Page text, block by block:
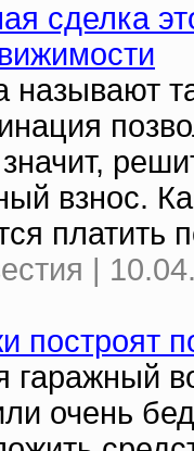
сделка
называют
значит,
взнос.
платить
|
построят
гаражный
очень